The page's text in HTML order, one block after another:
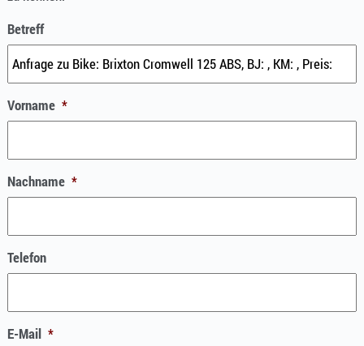
Betreff
Vorname *
Nachname *
Telefon
E-Mail *